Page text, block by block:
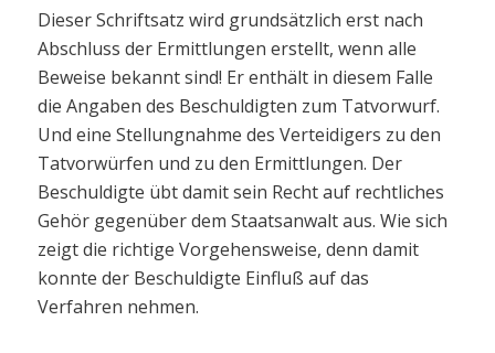
Dieser Schriftsatz wird grundsätzlich erst nach
Abschluss der Ermittlungen erstellt, wenn alle
Beweise bekannt sind! Er enthält in diesem Falle
die Angaben des Beschuldigten zum Tatvorwurf.
Und eine Stellungnahme des Verteidigers zu den
Tatvorwürfen und zu den Ermittlungen. Der
Beschuldigte übt damit sein Recht auf rechtliches
Gehör gegenüber dem Staatsanwalt aus. Wie sich
zeigt die richtige Vorgehensweise, denn damit
konnte der Beschuldigte Einfluß auf das
Verfahren nehmen.